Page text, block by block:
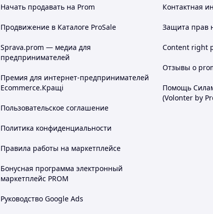
Начать продавать на Prom
Продвижение в Каталоге ProSale
Sprava.prom — медиа для
предпринимателей
Премия для интернет-предпринимателей
Ecommerce.Кращі
Пользовательское соглашение
Политика конфиденциальности
Правила работы на маркетплейсе
Бонусная программа электронный
маркетплейс PROM
Руководство Google Ads
Контактная
Защита прав
Content right
Отзывы о
Помощь
(Volonter by